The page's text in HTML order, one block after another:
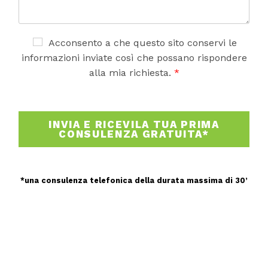
o
m
a
i
c
c
a
o
G
Acconsento a che questo sito conservi le
informazioni inviate così che possano rispondere
alla mia richiesta. *
INVIA E RICEVILA TUA PRIMA
CONSULENZA GRATUITA*
*una consulenza telefonica della durata massima di 30’